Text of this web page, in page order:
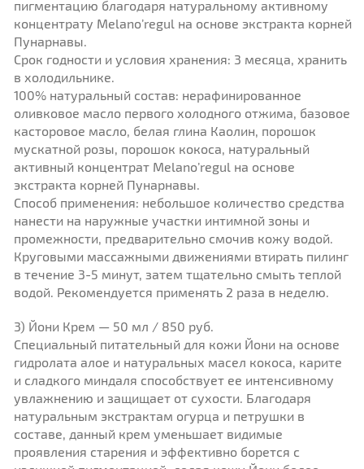
пигментацию благодаря натуральному активному
концентрату Melano’regul на основе экстракта корней
Пунарнавы.
Срок годности и условия хранения: 3 месяца, хранить
в холодильнике.
100% натуральный состав: нерафинированное
оливковое масло первого холодного отжима, базовое
касторовое масло, белая глина Каолин, порошок
мускатной розы, порошок кокоса, натуральный
активный концентрат Melano’regul на основе
экстракта корней Пунарнавы.
Способ применения: небольшое количество средства
нанести на наружные участки интимной зоны и
промежности, предварительно смочив кожу водой.
Круговыми массажными движениями втирать пилинг
в течение 3-5 минут, затем тщательно смыть теплой
водой. Рекомендуется применять 2 раза в неделю.
3) Йони Крем — 50 мл / 850 руб.
Специальный питательный для кожи Йони на основе
гидролата алое и натуральных масел кокоса, карите
и сладкого миндаля способствует ее интенсивному
увлажнению и защищает от сухости. Благодаря
натуральным экстрактам огурца и петрушки в
составе, данный крем уменьшает видимые
проявления старения и эффективно борется с